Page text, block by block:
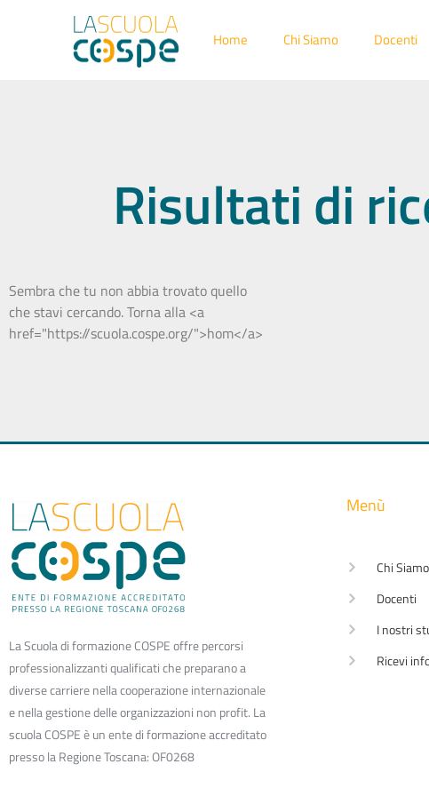
Home Chi Siamo Docenti
Risultati di
Sembra che tu non abbia trovato quello
che stavi cercando. Torna alla <a
href="https://scuola.cospe.org/">hom</a>
La Scuola di formazione COSPE offre percorsi
professionalizzanti qualificati che preparano a
diverse carriere nella cooperazione internazionale
e nella gestione delle organizzazioni non profit. La
scuola COSPE è un ente di formazione accreditato
presso la Regione Toscana: OF0268
Menù
Chi Siamo
Docenti
I nostri
Ricevi